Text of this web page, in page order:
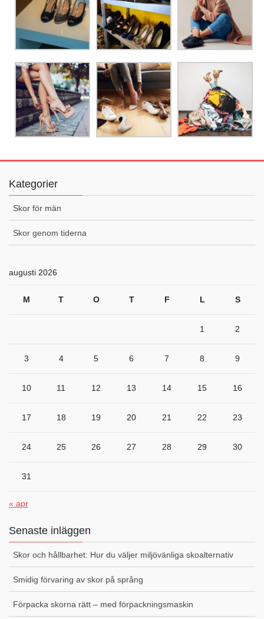
Kategorier
Skor för män
Skor genom tiderna
augusti 2026
M T O T F L S
1 2
3 4 5 6 7 8 9
10 11 12 13 14 15 16
17 18 19 20 21 22 23
24 25 26 27 28 29 30
31
« apr
Senaste inläggen
Skor och hållbarhet: Hur du väljer miljövänliga skoalternativ
Smidig förvaring av skor på språng
Förpacka skorna rätt – med förpackningsmaskin